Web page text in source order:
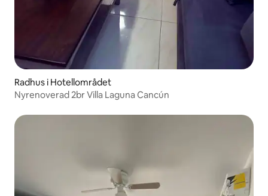
Radhus i Hotellområdet
Nyrenoverad 2br Villa Laguna Cancún